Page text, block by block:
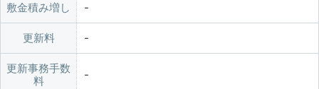
敷金積み増し
更新料
更新事務手数
料